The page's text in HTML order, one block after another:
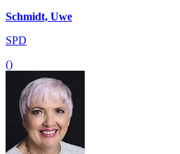
Schmidt, Uwe
SPD
()